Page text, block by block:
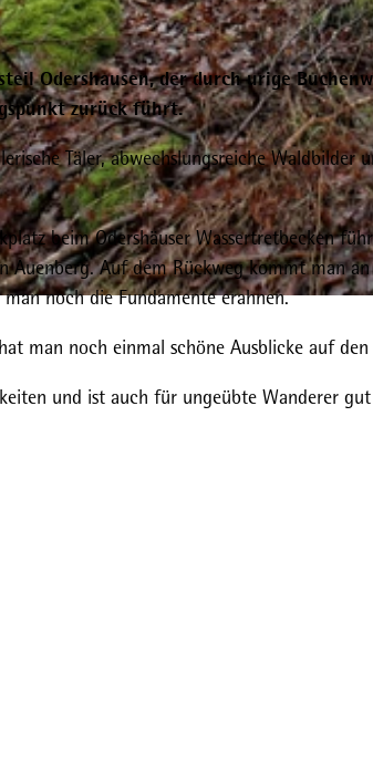
Odershausen, der durch urige
zurück führt.
Täler, abwechslungsreiche Waldbilder
beim Odershäuser Wassertretbecken
Auf dem Rückweg kommt man an
noch die Fundamente erahnen.
man noch einmal schöne Ausblicke auf
und ist auch für ungeübte Wanderer